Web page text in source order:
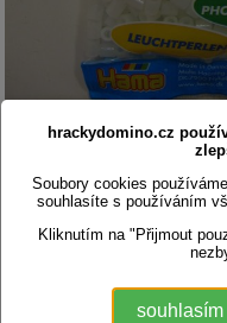
Svítící korálky,obsahuje: cca
zejména k rozšíření vašich
modelovaní dle vaší fantazie.
hrackydomino.cz
Soubory cookies
souhlasíte s používáním
Kliknutím na "Přijmout
souhlasím